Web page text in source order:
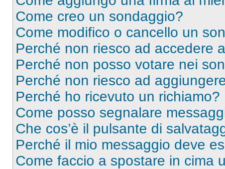
Come creo un sondaggio?
Come modifico o cancello un
Perché non riesco ad accedere
Perché non posso votare nei
Perché non riesco ad
Perché ho ricevuto un richiamo?
Come posso segnalare
Che cos’è il pulsante di
Perché il mio messaggio deve
Come faccio a spostare in cima